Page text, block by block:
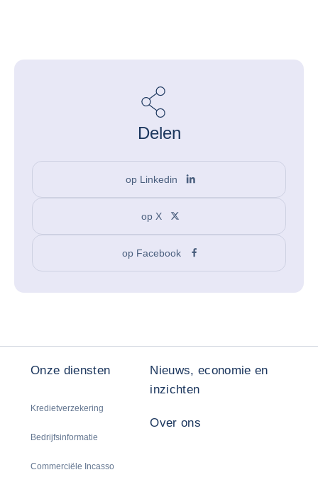
Delen
op Linkedin
op X
op Facebook
Onze diensten
Kredietverzekering
Bedrijfsinformatie
Commerciële Incasso
Nieuws, economie en
inzichten
Over ons